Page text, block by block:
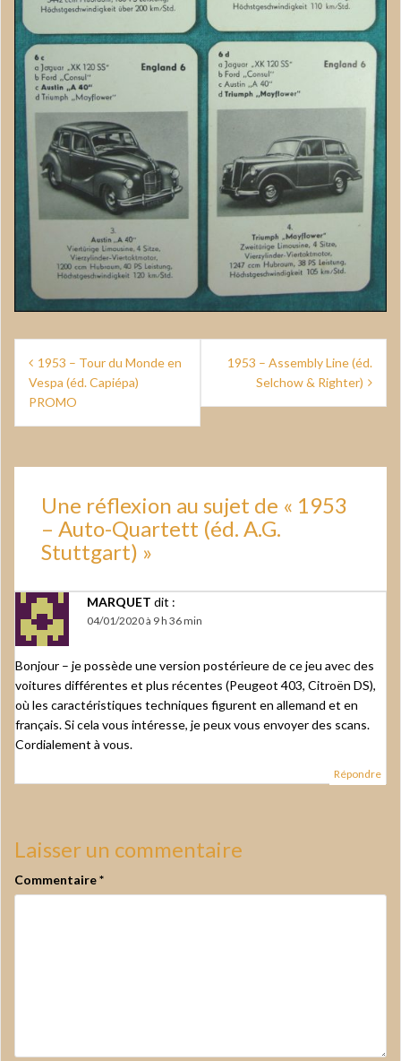
Navigation
de
l’article
1953 – Tour du Monde en
Vespa (éd. Capiépa)
PROMO
1953 – Assembly Line (éd.
Selchow & Righter)
Une réflexion au sujet de « 1953
– Auto-Quartett (éd. A.G.
Stuttgart) »
MARQUET dit :
04/01/2020 à 9 h 36 min
Bonjour – je possède une version postérieure de ce jeu avec des
voitures différentes et plus récentes (Peugeot 403, Citroën DS),
où les caractéristiques techniques figurent en allemand et en
français. Si cela vous intéresse, je peux vous envoyer des scans.
Cordialement à vous.
Répondre
Laisser un commentaire
Commentaire*